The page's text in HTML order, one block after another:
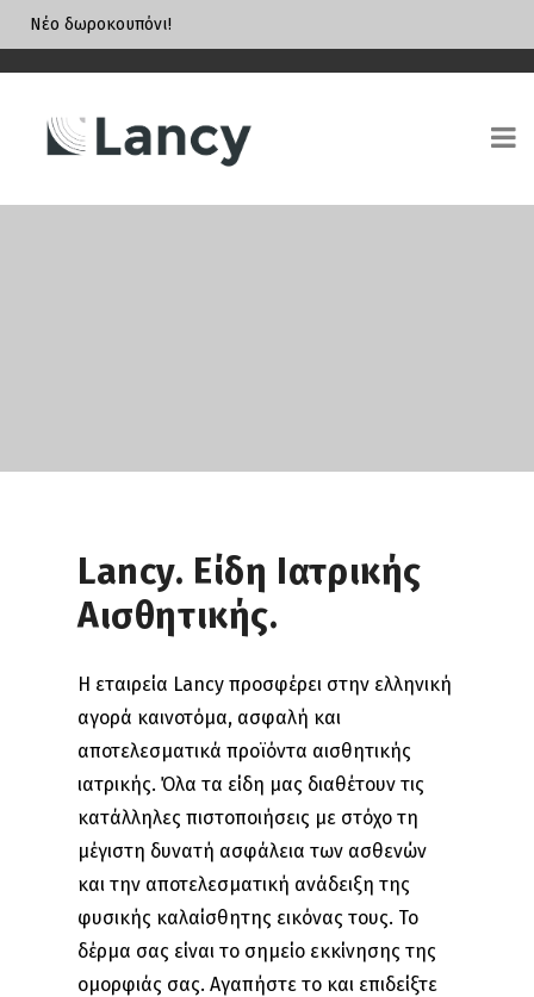
Νέο δωροκουπόνι!
Lancy. Είδη Ιατρικής
Αισθητικής.
Η εταιρεία Lancy προσφέρει στην ελληνική
αγορά καινοτόμα, ασφαλή και
αποτελεσματικά προϊόντα αισθητικής
ιατρικής. Όλα τα είδη μας διαθέτουν τις
κατάλληλες πιστοποιήσεις με στόχο τη
μέγιστη δυνατή ασφάλεια των ασθενών
και την αποτελεσματική ανάδειξη της
φυσικής καλαίσθητης εικόνας τους. Το
δέρμα σας είναι το σημείο εκκίνησης της
ομορφιάς σας. Αγαπήστε το και επιδείξτε